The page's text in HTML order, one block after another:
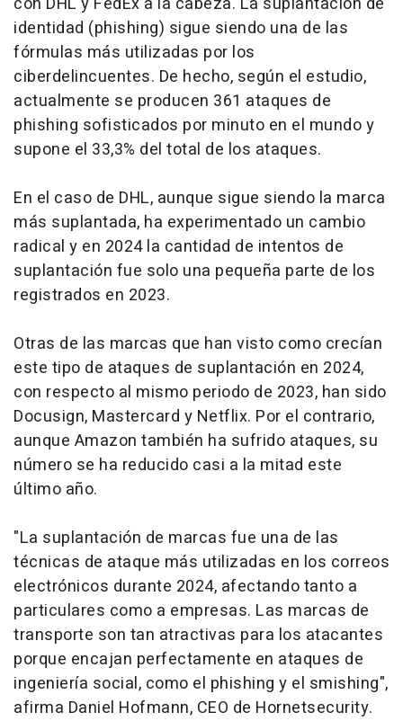
identidad (phishing) sigue siendo una de las
fórmulas más utilizadas por los
ciberdelincuentes. De hecho, según el estudio,
actualmente se producen 361 ataques de
phishing sofisticados por minuto en el mundo y
supone el 33,3% del total de los ataques.
En el caso de DHL, aunque sigue siendo la marca
más suplantada, ha experimentado un cambio
radical y en 2024 la cantidad de intentos de
suplantación fue solo una pequeña parte de los
registrados en 2023.
Otras de las marcas que han visto como crecían
este tipo de ataques de suplantación en 2024,
con respecto al mismo periodo de 2023, han sido
Docusign, Mastercard y Netflix. Por el contrario,
aunque Amazon también ha sufrido ataques, su
número se ha reducido casi a la mitad este
último año.
"La suplantación de marcas fue una de las
técnicas de ataque más utilizadas en los correos
electrónicos durante 2024, afectando tanto a
particulares como a empresas. Las marcas de
transporte son tan atractivas para los atacantes
porque encajan perfectamente en ataques de
ingeniería social, como el phishing y el smishing",
afirma Daniel Hofmann, CEO de Hornetsecurity.